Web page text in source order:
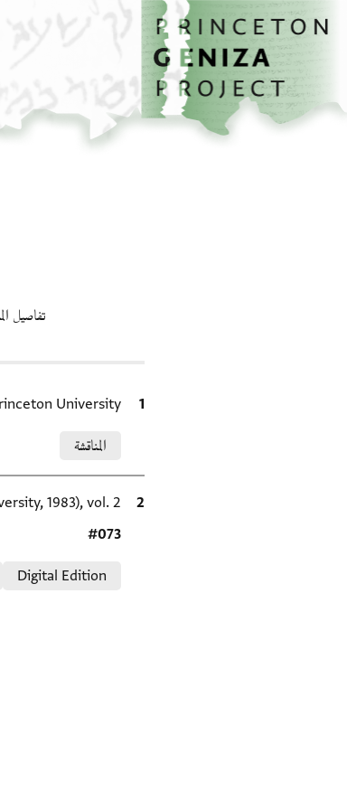
تخطي إلى المحتوى الرئيسي
الصفحة الرئيسية
تفاصيل
الاقتباس المرجعي
University.
المناقشة
الاقتباس المرجعي
1983), vol. 2.
Location in source
#073
Digital Edition